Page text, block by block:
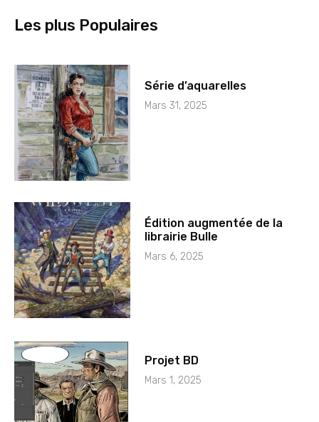
Les plus Populaires
Série d’aquarelles
Mars 31, 2025
Édition augmentée de la
librairie Bulle
Mars 6, 2025
Projet BD
Mars 1, 2025